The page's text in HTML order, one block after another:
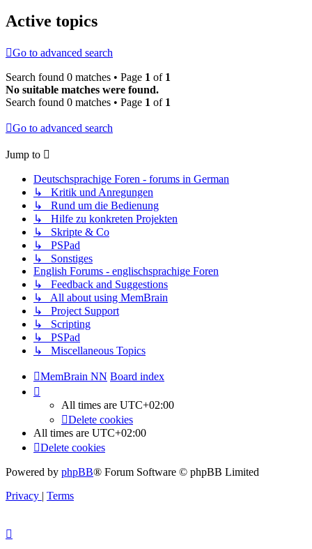
Active topics
Go to advanced search
Search found 0 matches • Page 1 of 1
No suitable matches were found.
Search found 0 matches • Page 1 of 1
Go to advanced search
Jump to
Deutschsprachige Foren - forums in German
↳ Kritik und Anregungen
↳ Rund um die Bedienung
↳ Hilfe zu konkreten Projekten
↳ Skripte & Co
↳ PSPad
↳ Sonstiges
English Forums - englischsprachige Foren
↳ Feedback and Suggestions
↳ All about using MemBrain
↳ Project Support
↳ Scripting
↳ PSPad
↳ Miscellaneous Topics
MemBrain NN Board index
All times are UTC+02:00
Delete cookies
All times are UTC+02:00
Delete cookies
Powered by phpBB® Forum Software © phpBB Limited
Privacy | Terms